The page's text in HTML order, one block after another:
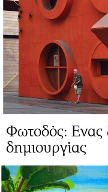
Φωτοδός: Ενας
δημιουργίας